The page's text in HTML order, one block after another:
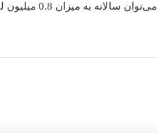
می‌توان سالانه به میزان 0.8 میلیون لیتر در روز با اسقاط خودرو از افزایش مصرف بنزین جلوگیری کرد.